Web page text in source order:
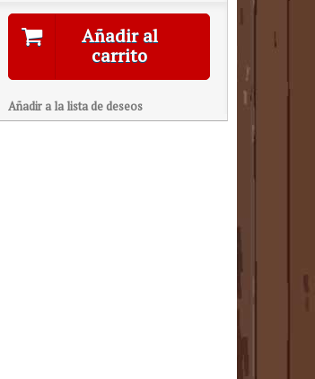
Añadir al
carrito
Añadir a la lista de deseos